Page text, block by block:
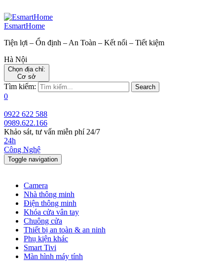
EsmartHome
Tiện lợi – Ổn định – An Toàn – Kết nối – Tiết kiệm
Hà Nội
Chọn địa chỉ:
Cơ sở
Tìm kiếm: Search
0
0922 622 588
0989.622.166
Khảo sát, tư vấn miễn phí 24/7
24h
Công Nghệ
Toggle navigation
Camera
Nhà thông minh
Điện thông minh
Khóa cửa vân tay
Chuông cửa
Thiết bị an toàn & an ninh
Phụ kiện khác
Smart Tivi
Màn hình máy tính